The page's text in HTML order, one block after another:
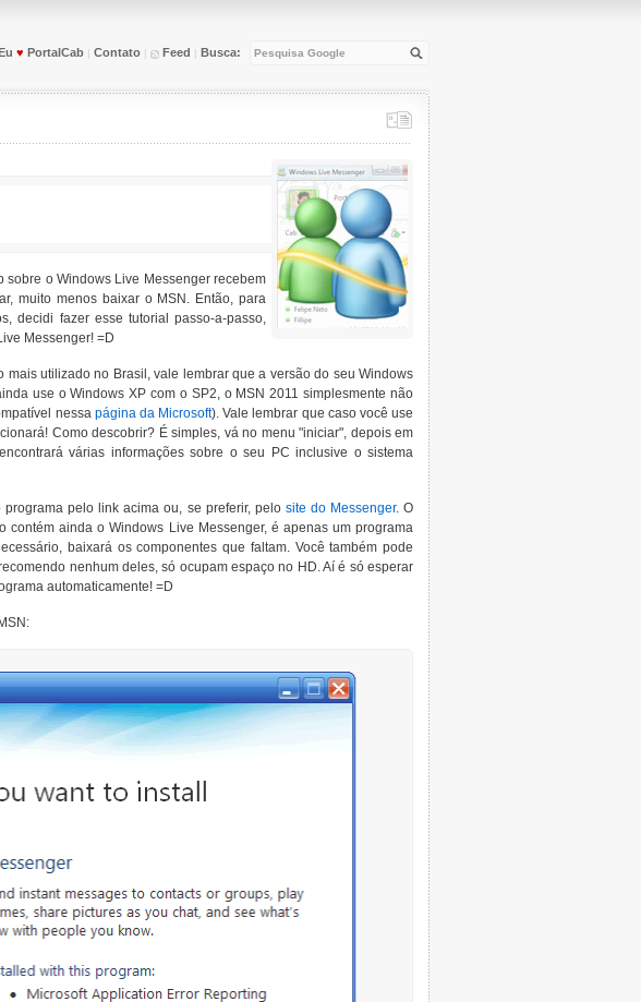
♥ PortalCab | Contato | Feed | Busca:
sobre o Windows Live Messenger recebem
muito menos baixar o MSN. Então, para
decidi fazer esse tutorial passo-a-passo,
Messenger! =D
utilizado no Brasil, vale lembrar que a versão do seu Windows
use o Windows XP com o SP2, o MSN 2011 simplesmente não
nessa página da Microsoft). Vale lembrar que caso você use
Como descobrir? É simples, vá no menu "iniciar", depois em
várias informações sobre o seu PC inclusive o sistema
pelo link acima ou, se preferir, pelo site do Messenger. O
ainda o Windows Live Messenger, é apenas um programa
baixará os componentes que faltam. Você também pode
nenhum deles, só ocupam espaço no HD. Aí é só esperar
automaticamente! =D